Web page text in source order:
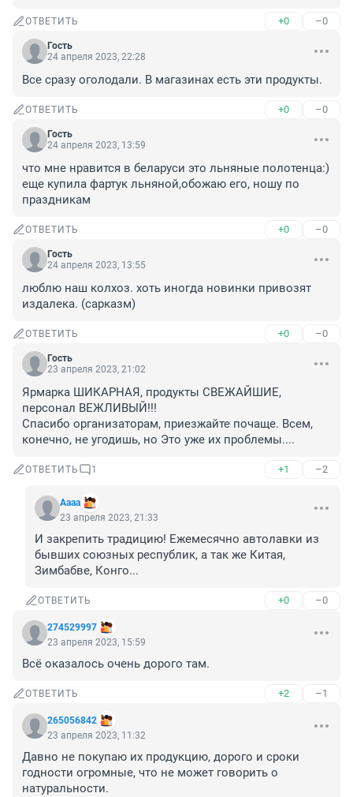
ОТВЕТИТЬ +0 –0
Гость
24 апреля 2023, 22:28
Все сразу оголодали. В магазинах есть эти продукты.
ОТВЕТИТЬ +0 –0
Гость
24 апреля 2023, 13:59
что мне нравится в беларуси это льняные полотенца:)
еще купила фартук льняной,обожаю его, ношу по
праздникам
ОТВЕТИТЬ +0 –0
Гость
24 апреля 2023, 13:55
люблю наш колхоз. хоть иногда новинки привозят
издалека. (сарказм)
ОТВЕТИТЬ +0 –0
Гость
23 апреля 2023, 21:02
Ярмарка ШИКАРНАЯ, продукты СВЕЖАЙШИЕ,
персонал ВЕЖЛИВЫЙ!!!
Спасибо организаторам, приезжайте почаще. Всем,
конечно, не угодишь, но Это уже их проблемы....
ОТВЕТИТЬ 1 +1 –2
Аааа
23 апреля 2023, 21:33
И закрепить традицию! Ежемесячно автолавки из
бывших союзных республик, а так же Китая,
Зимбабве, Конго...
ОТВЕТИТЬ +0 –0
274529997
23 апреля 2023, 15:59
Всё оказалось очень дорого там.
ОТВЕТИТЬ +2 –1
265056842
23 апреля 2023, 11:32
Давно не покупаю их продукцию, дорого и сроки
годности огромные, что не может говорить о
натуральности.